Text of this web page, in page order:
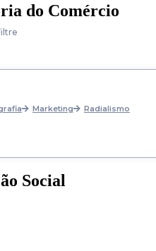
do Comércio
Marketing Radialismo
Social